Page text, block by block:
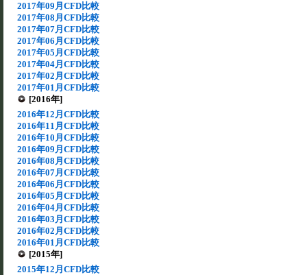
2017年09月CFD比較
2017年08月CFD比較
2017年07月CFD比較
2017年06月CFD比較
2017年05月CFD比較
2017年04月CFD比較
2017年02月CFD比較
2017年01月CFD比較
[2016年]
2016年12月CFD比較
2016年11月CFD比較
2016年10月CFD比較
2016年09月CFD比較
2016年08月CFD比較
2016年07月CFD比較
2016年06月CFD比較
2016年05月CFD比較
2016年04月CFD比較
2016年03月CFD比較
2016年02月CFD比較
2016年01月CFD比較
[2015年]
2015年12月CFD比較